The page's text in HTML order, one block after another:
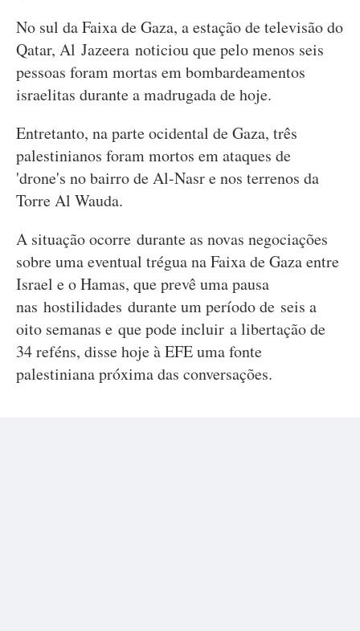
No sul da Faixa de Gaza, a estação de televisão do
Qatar, Al Jazeera noticiou que pelo menos seis
pessoas foram mortas em bombardeamentos
israelitas durante a madrugada de hoje.
Entretanto, na parte ocidental de Gaza, três
palestinianos foram mortos em ataques de
'drone's no bairro de Al-Nasr e nos terrenos da
Torre Al Wauda.
A situação ocorre durante as novas negociações
sobre uma eventual trégua na Faixa de Gaza entre
Israel e o Hamas, que prevê uma pausa
nas hostilidades durante um período de seis a
oito semanas e que pode incluir a libertação de
34 reféns, disse hoje à EFE uma fonte
palestiniana próxima das conversações.